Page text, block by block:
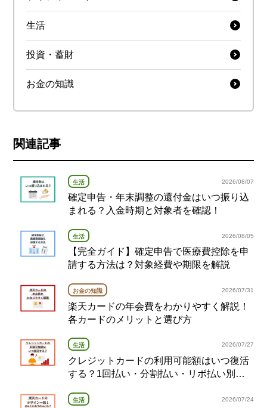
生活
投資・蓄財
お金の知識
関連記事
生活 2026/08/07
確定申告・年末調整の還付金はいつ振り込
まれる？入金時期と対象者を確認！
生活 2026/08/05
【完全ガイド】確定申告で医療費控除を申
請する方法は？対象経費や期限を解説
お金の知識 2026/07/31
楽天カードの年会費をわかりやすく解説！
各カードのメリットと選び方
生活 2026/07/27
クレジットカードの利用可能額はいつ復活
する？1回払い・分割払い・リボ払い別の
生活 2026/07/24